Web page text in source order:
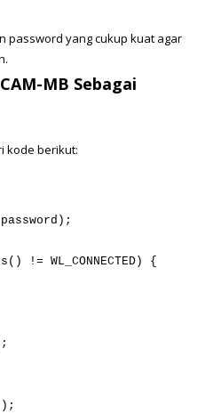
password yang cukup kuat agar
MB Sebagai
kode berikut:
!= WL_CONNECTED) {